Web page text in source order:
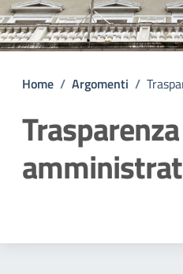
Home / Argomenti /
Trasparenza